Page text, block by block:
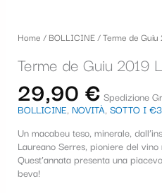
Home / BOLLICINE/ Terme de Guiu
Terme de Guiu 2019
29,90 € Spedizione
BOLLICINE, NOVITÀ, SOTTO I
Un macabeu teso, minerale,
Laureano Serres, pioniere del
Quest’annata presenta una
beva!
o
n
a
u
n
a
c